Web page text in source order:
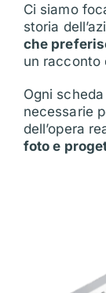
Ci siamo
storia
che
un racconto
Ogni
necessarie
dell’opera
foto e